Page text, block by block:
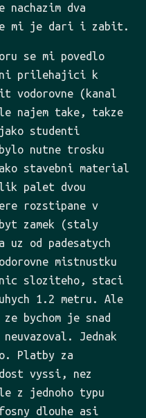
nachazim dva
se mi je dari i zabit.
se mi povedlo
prilehajici k
vodorovne (kanal
najem take, takze
jako studenti
nutne trosku
stavebni material
palet dvou
rozstipane v
zamek (staly
uz od padesatych
mistnustku
nic sloziteho, staci
1.2 metru. Ale
bychom je snad
Jednak
Platby za
vyssi, nez
z jednoho typu
dlouhe asi